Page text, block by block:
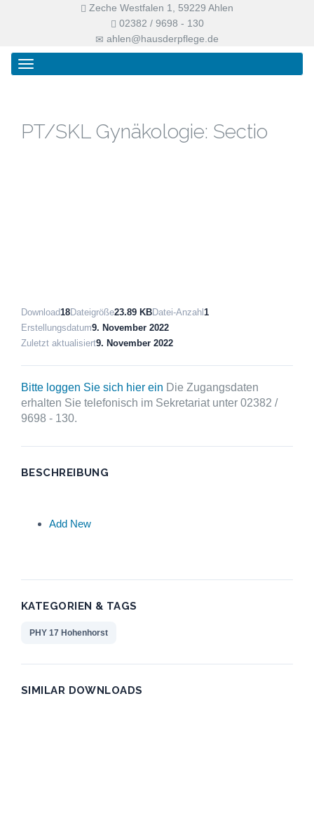
Zeche Westfalen 1, 59229 Ahlen
02382 / 9698 - 130
ahlen@hausderpflege.de
Primary
Menu
Skip
Haus der Pflege
PT/SKL Gynäkologie: Sectio
Download18Dateigröße23.89 KBDatei-Anzahl 1
Erstellungsdatum9. November 2022
Zuletzt aktualisiert9. November 2022
Bitte loggen Sie sich hier ein Die Zugangsdaten
erhalten Sie telefonisch im Sekretariat unter 02382 /
9698 - 130.
BESCHREIBUNG
Add New
KATEGORIEN & TAGS
PHY 17 Hohenhorst
SIMILAR DOWNLOADS